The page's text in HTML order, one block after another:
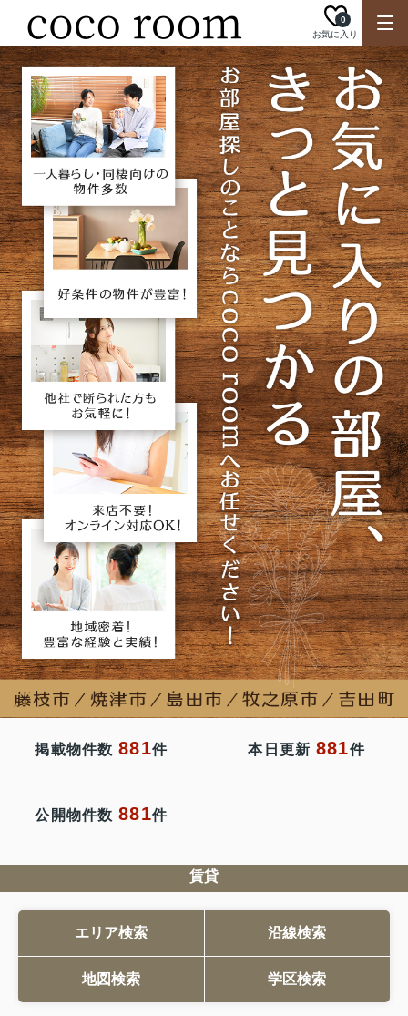
お気に入り
0
掲載物件数881件 本日更新 881件
公開物件数881件
賃貸
エリア検索 沿線検索
地図検索 学区検索